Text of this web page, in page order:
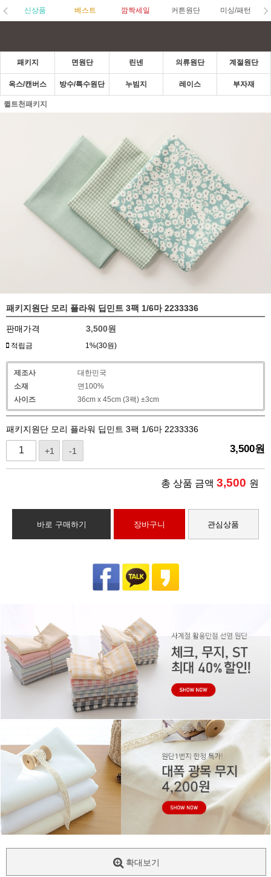
신상품 베스트 깜짝세일 커튼원단 미싱/패턴
패키지 면원단 린넨 의류원단 계절원단
옥스/캔버스 방수/특수원단 누빔지 레이스 부자재
퀼트천패키지
패키지원단 모리 플라워 딥민트 3팩 1/6마 2233336
판매가격 3,500원
적립금 1%(30원)
제조사
대한민국
소재
면100%
사이즈
36cm x 45cm (3팩) ±3cm
패키지원단 모리 플라워 딥민트 3팩 1/6마 2233336
+1 -1 3,500원
총 상품 금액 3,500 원
바로 구매하기 장바구니 관심상품
확대보기